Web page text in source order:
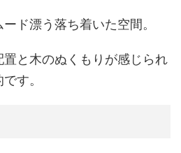
ド漂う落ち着いた空間。
と木のぬくもりが感じられ
す。